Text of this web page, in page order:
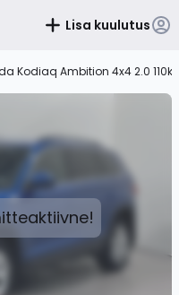
Lisa kuulutus
Kodiaq Ambition 4x4 2.0